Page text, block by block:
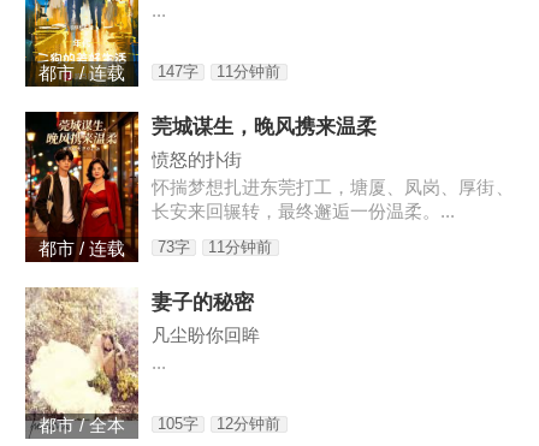
都市 / 连载
...
147字 11分钟前
都市 / 连载
莞城谋生，晚风携来温柔
愤怒的扑街
怀揣梦想扎进东莞打工，塘厦、凤岗、厚街、
长安来回辗转，最终邂逅一份温柔。...
73字 11分钟前
都市 / 全本
妻子的秘密
凡尘盼你回眸
...
105字 12分钟前